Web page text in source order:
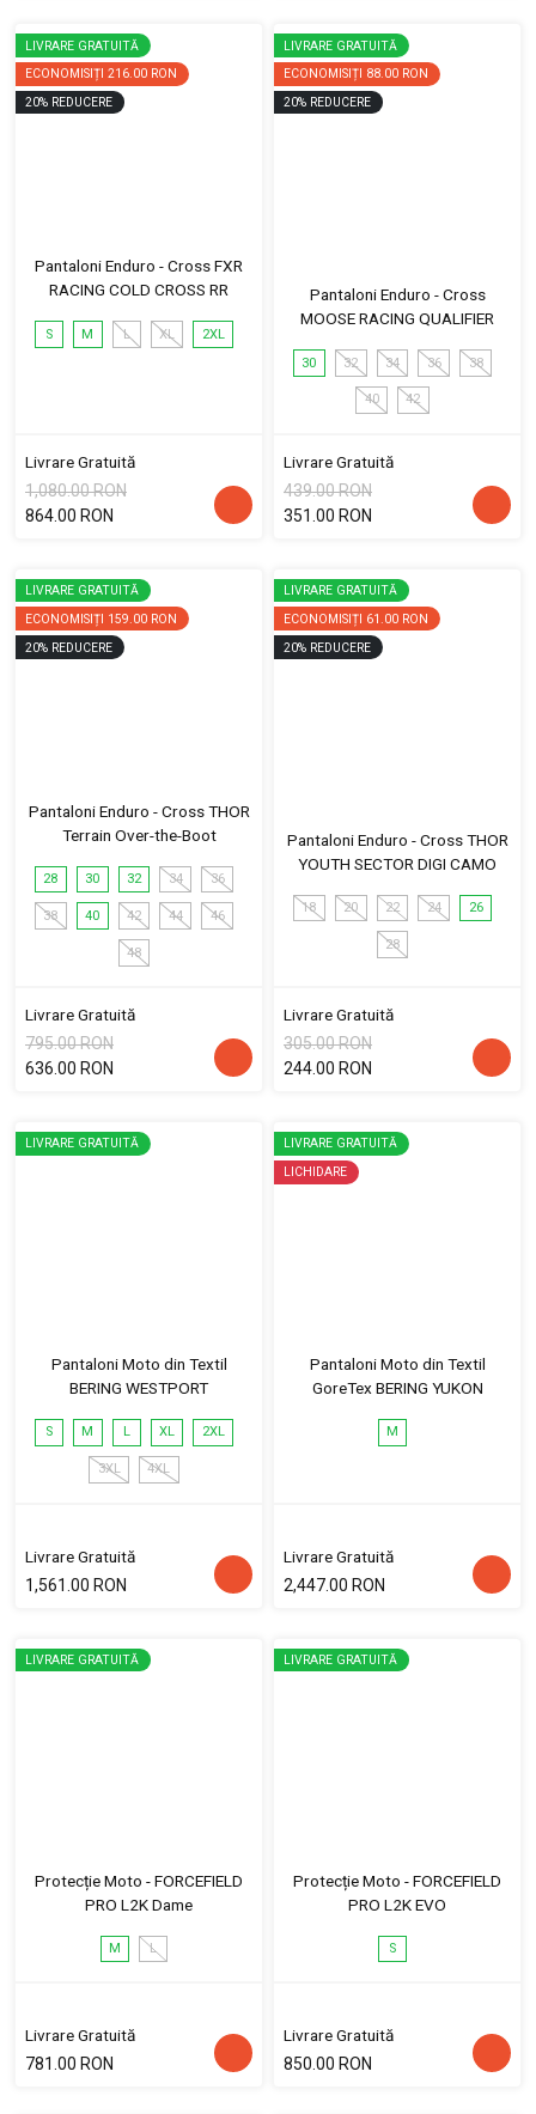
LIVRARE GRATUITĂ
ECONOMISIȚI 216.00 RON
20% REDUCERE
Pantaloni Enduro - Cross FXR
RACING COLD CROSS RR
S M L XL 2XL
Livrare Gratuită
1,080.00 RON
864.00 RON
LIVRARE GRATUITĂ
ECONOMISIȚI 88.00 RON
20% REDUCERE
Pantaloni Enduro - Cross
MOOSE RACING QUALIFIER
30 32 34 36 38
40 42
Livrare Gratuită
439.00 RON
351.00 RON
LIVRARE GRATUITĂ
ECONOMISIȚI 159.00 RON
20% REDUCERE
Pantaloni Enduro - Cross THOR
Terrain Over-the-Boot
28 30 32 34 36
38 40 42 44 46
48
Livrare Gratuită
795.00 RON
636.00 RON
LIVRARE GRATUITĂ
ECONOMISIȚI 61.00 RON
20% REDUCERE
Pantaloni Enduro - Cross THOR
YOUTH SECTOR DIGI CAMO
18 20 22 24 26
28
Livrare Gratuită
305.00 RON
244.00 RON
LIVRARE GRATUITĂ
Pantaloni Moto din Textil
BERING WESTPORT
S M L XL 2XL
3XL 4XL
Livrare Gratuită
1,561.00 RON
LIVRARE GRATUITĂ
LICHIDARE
Pantaloni Moto din Textil
GoreTex BERING YUKON
M
Livrare Gratuită
2,447.00 RON
LIVRARE GRATUITĂ
Protecție Moto - FORCEFIELD
PRO L2K Dame
M L
Livrare Gratuită
781.00 RON
LIVRARE GRATUITĂ
Protecție Moto - FORCEFIELD
PRO L2K EVO
S
Livrare Gratuită
850.00 RON